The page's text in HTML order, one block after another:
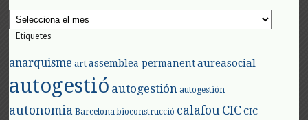
Arxius
Etiquetes
anarquisme art assemblea permanent aureasocial
autogestió autogestión autogestión
autonomia Barcelona bioconstrucció calafouCIC CIC